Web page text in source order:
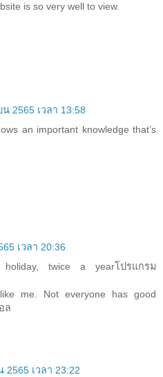
is so very well to view.
2565 เวลา 13:58
an important knowledge that’s
เวลา 20:36
twice a yearโปรแกรม
me. Not everyone has good
ล
2565 เวลา 23:22